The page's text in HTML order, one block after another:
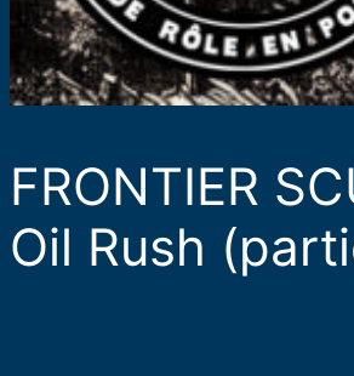
FRONTIER
Oil Rush